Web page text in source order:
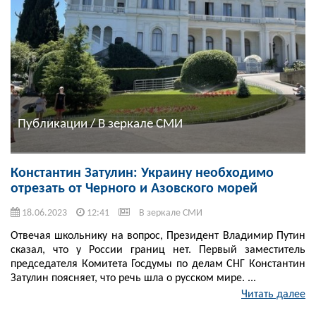
Публикации / В зеркале СМИ
Константин Затулин: Украину необходимо
отрезать от Черного и Азовского морей
18.06.2023 12:41 В зеркале СМИ
Отвечая школьнику на вопрос, Президент Владимир Путин
сказал, что у России границ нет. Первый заместитель
председателя Комитета Госдумы по делам СНГ Константин
Затулин поясняет, что речь шла о русском мире. ...
Читать далее